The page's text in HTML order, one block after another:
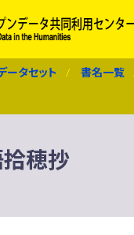
ータセット 書名一覧
穂抄